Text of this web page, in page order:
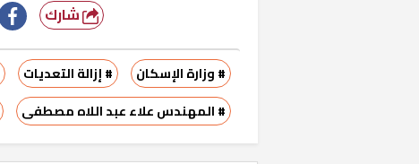
شارك
# وزارة الإسكان # إزالة التعديات
# المهندس علاء عبد اللاه مصطفى